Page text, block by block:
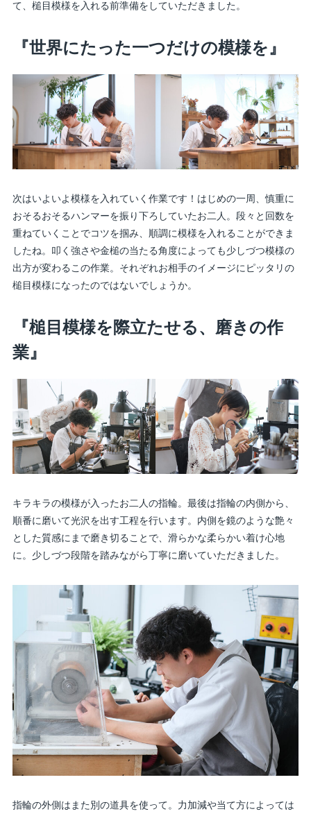
て、槌目模様を入れる前準備をしていただきました。
『世界にたった一つだけの模様を』
次はいよいよ模様を入れていく作業です！はじめの一周、慎重に
おそるおそるハンマーを振り下ろしていたお二人。段々と回数を
重ねていくことでコツを掴み、順調に模様を入れることができま
したね。叩く強さや金槌の当たる角度によっても少しづつ模様の
出方が変わるこの作業。それぞれお相手のイメージにピッタリの
槌目模様になったのではないでしょうか。
『槌目模様を際立たせる、磨きの作
業』
キラキラの模様が入ったお二人の指輪。最後は指輪の内側から、
順番に磨いて光沢を出す工程を行います。内側を鏡のような艶々
とした質感にまで磨き切ることで、滑らかな柔らかい着け心地
に。少しづつ段階を踏みながら丁寧に磨いていただきました。
指輪の外側はまた別の道具を使って。力加減や当て方によっては